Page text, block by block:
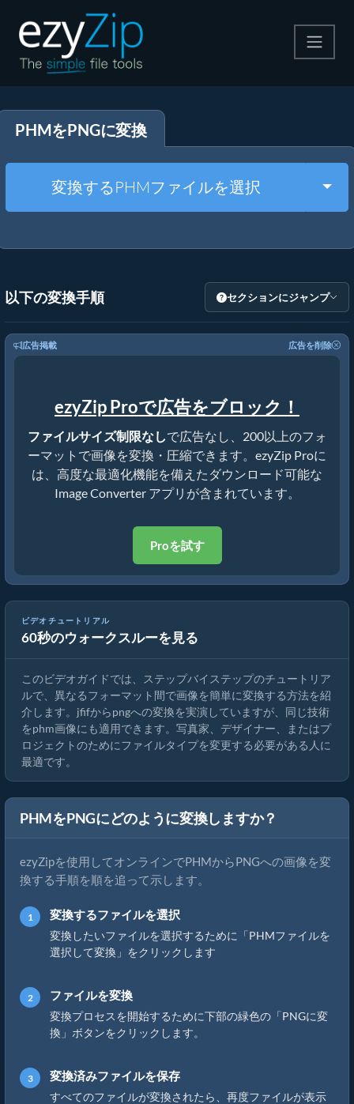
解凍する
その他のツール
PHMをPNGに変換
変換するPHMファイルを選択
以下の変換手順 セクションにジャンプ
広告掲載 広告を削除
ezyZip Proで広告をブロック！
ファイルサイズ制限なしで広告なし、200以上のフォ
ーマットで画像を変換・圧縮できます。ezyZip Proに
は、高度な最適化機能を備えたダウンロード可能な
Image Converter アプリが含まれています。
Proを試す
ビデオチュートリアル
60秒のウォークスルーを見る
オンラインで画像フォーマットを変換する方法
このビデオガイドでは、ステップバイステップのチュートリア
ルで、異なるフォーマット間で画像を簡単に変換する方法を紹
介します。jfifからpngへの変換を実演していますが、同じ技術
をphm画像にも適用できます。写真家、デザイナー、またはプ
ロジェクトのためにファイルタイプを変更する必要がある人に
最適です。
PHMをPNGにどのように変換しますか？
ezyZipを使用してオンラインでPHMからPNGへの画像を変
換する手順を順を追って示します。
変換するファイルを選択
変換したいファイルを選択するために「PHMファイルを
選択して変換」をクリックします
ファイルを変換
変換プロセスを開始するために下部の緑色の「PNGに変
換」ボタンをクリックします。
変換済みファイルを保存
すべてのファイルが変換されたら、再度ファイルが表示